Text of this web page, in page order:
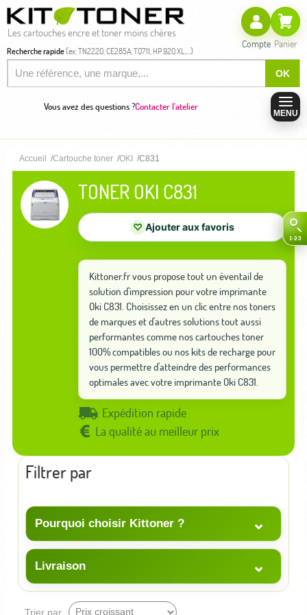
Les cartouches encre et toner moins chères
Recherche rapide(ex: TN2220, CE285A, T0711, HP 920 XL,...)
OK
Compte Panier
Vous avez des questions ?Contacter l'atelier
MENU
Accueil Cartouche toner OKI C831
TONER OKI C831
♡ Ajouter aux favoris
Kittoner.fr vous propose tout un éventail de
solution d'impression pour votre imprimante
Oki C831. Choisissez en un clic entre nos toners
de marques et d'autres solutions tout aussi
performantes comme nos cartouches toner
100% compatibles ou nos kits de recharge pour
vous permettre d'atteindre des performances
optimales avec votre imprimante Oki C831.
Expédition rapide
La qualité au meilleur prix
Filtrer par
Pourquoi choisir Kittoner ? ⌄
Livraison ⌄
Trier par